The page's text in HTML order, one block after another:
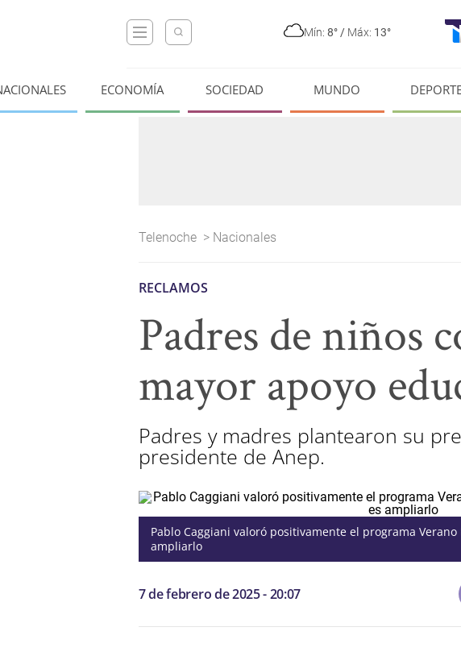
Mín: 8° / Máx: 13°
ECONOMÍA SOCIEDAD MUNDO
Telenoche > Nacionales
RECLAMOS
Padres de niños
mayor apoyo
Padres y madres plantearon su
presidente de Anep.
Pablo Caggiani valoró positivamente el programa
ampliarlo
7 de febrero de 2025 - 20:07